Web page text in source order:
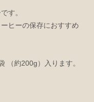
す。
ヒーの保存におすすめ
（約200g）入ります。